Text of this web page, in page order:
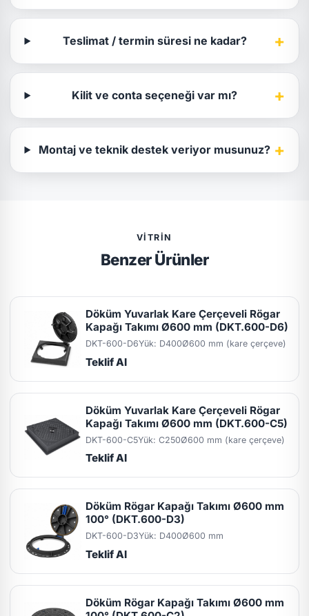
Teslimat / termin süresi ne kadar? +
Kilit ve conta seçeneği var mı? +
Montaj ve teknik destek veriyor musunuz? +
VITRIN
Benzer Ürünler
Döküm Yuvarlak Kare Çerçeveli Rögar
Kapağı Takımı Ø600 mm (DKT.600-D6)
DKT-600-D6Yük: D400Ø600 mm (kare çerçeve)
Teklif Al
Döküm Yuvarlak Kare Çerçeveli Rögar
Kapağı Takımı Ø600 mm (DKT.600-C5)
DKT-600-C5Yük: C250Ø600 mm (kare çerçeve)
Teklif Al
Döküm Rögar Kapağı Takımı Ø600 mm
100° (DKT.600-D3)
DKT-600-D3Yük: D400Ø600 mm
Teklif Al
Döküm Rögar Kapağı Takımı Ø600 mm